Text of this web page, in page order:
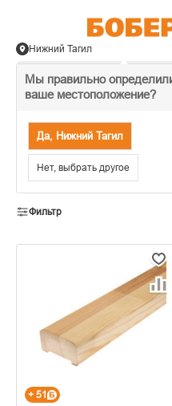
Мы правильно
ваше местоположение?
Да, Нижний Тагил
Нет, выбрать другое
Нижний Тагил
Лестничные
Фильтр
+ 51